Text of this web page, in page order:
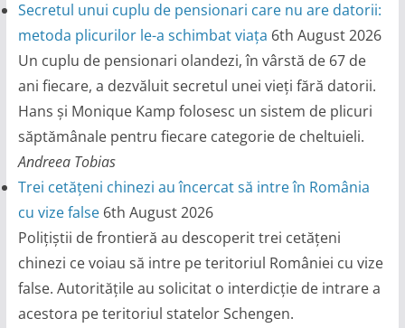
Secretul unui cuplu de pensionari care nu are datorii:
metoda plicurilor le-a schimbat viața 6th August 2026
Un cuplu de pensionari olandezi, în vârstă de 67 de
ani fiecare, a dezvăluit secretul unei vieți fără datorii.
Hans și Monique Kamp folosesc un sistem de plicuri
săptămânale pentru fiecare categorie de cheltuieli.
Andreea Tobias
Trei cetățeni chinezi au încercat să intre în România
cu vize false 6th August 2026
Polițiștii de frontieră au descoperit trei cetățeni
chinezi ce voiau să intre pe teritoriul României cu vize
false. Autoritățile au solicitat o interdicție de intrare a
acestora pe teritoriul statelor Schengen.